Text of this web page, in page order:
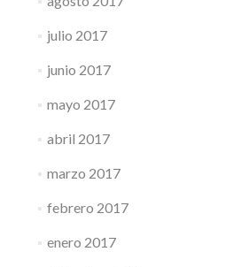
julio 2017
junio 2017
mayo 2017
abril 2017
marzo 2017
febrero 2017
enero 2017